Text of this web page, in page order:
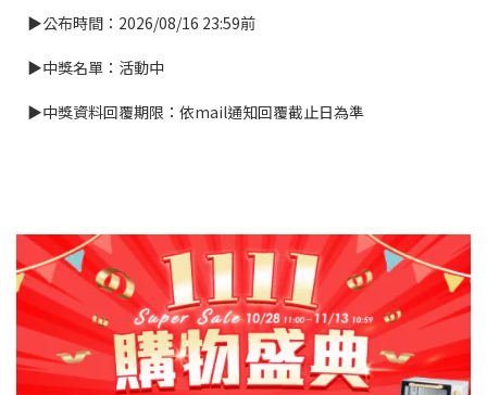
▶公布時間：2026/08/16 23:59前
▶中獎名單：活動中
▶中獎資料回覆期限： 依mail通知回覆截止日為準